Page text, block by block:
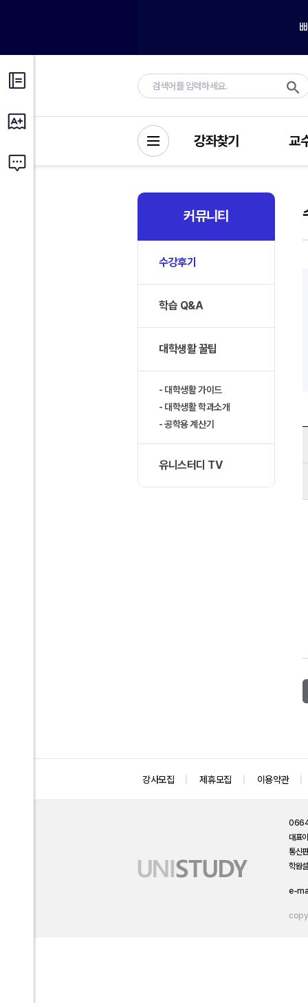
강좌찾기 교
커뮤니티
수강후기
학습 Q&A
대학생활 꿀팁
대학생활 가이드
대학생활 학과소개
공학용 계산기
유니스터디 TV
강사모집 제휴모집 이용약관
대표
통신
학원
e-